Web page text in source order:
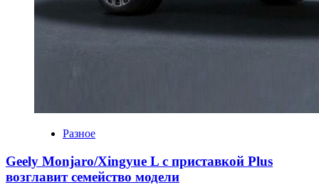
Разное
Geely Monjaro/Xingyue L с приставкой Plus
возглавит семейство модели